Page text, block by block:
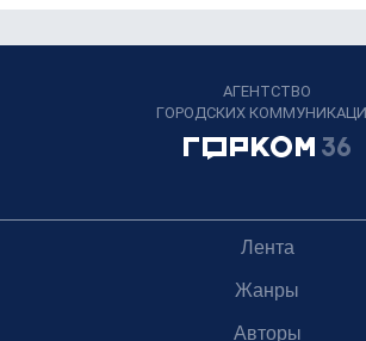
АГЕНТСТВО
ГОРОДСКИХ
Лента
Жанры
Авторы